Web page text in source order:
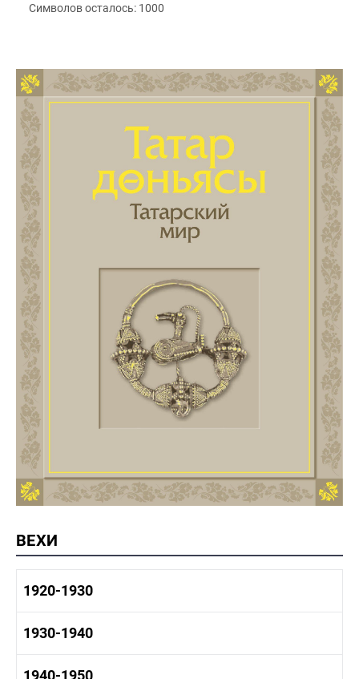
Символов осталось: 1000
ВЕХИ
1920-1930
1920-1930 история
1920-1930 культура
1930-1940
1930-1940 история
1940-1950